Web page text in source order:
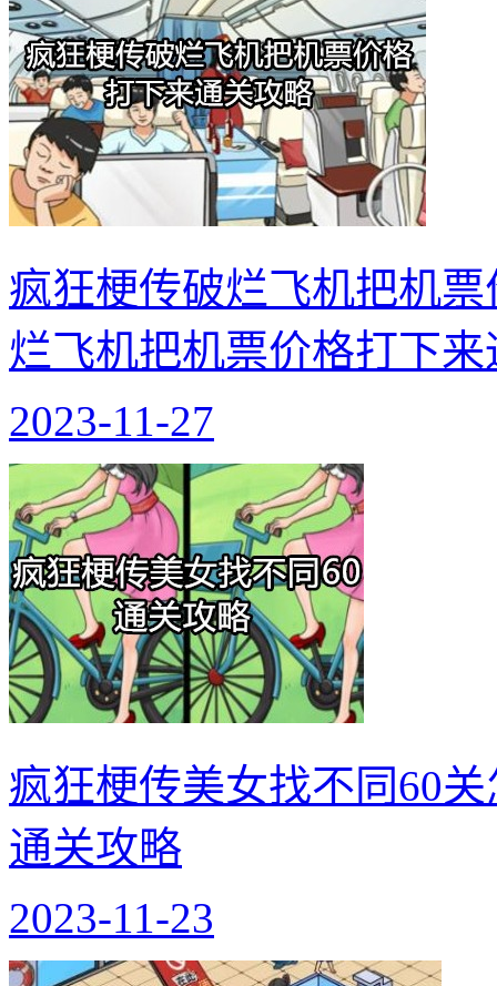
疯狂梗传破烂飞机把机
烂飞机把机票价格打下
2023-11-27
疯狂梗传美女找不同60
通关攻略
2023-11-23